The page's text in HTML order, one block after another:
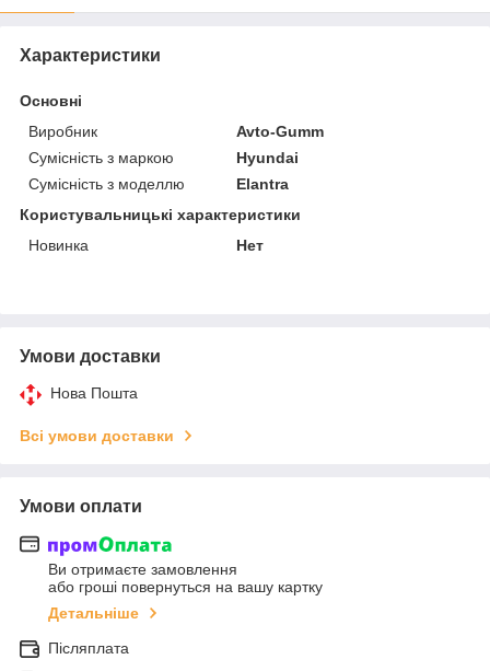
Характеристики
Основні
Виробник
Avto-Gumm
Сумісність з маркою
Hyundai
Сумісність з моделлю
Elantra
Користувальницькі характеристики
Новинка
Нет
Умови доставки
Нова Пошта
Всі умови доставки
Умови оплати
Ви отримаєте замовлення
або гроші повернуться на вашу картку
Детальніше
Післяплата